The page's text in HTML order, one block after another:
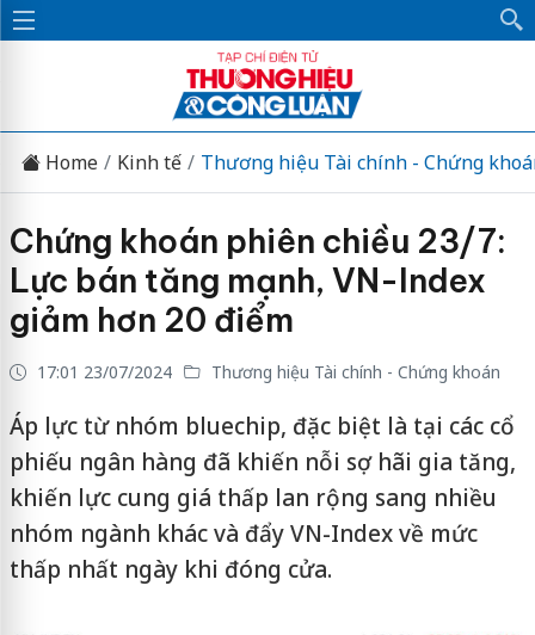
Home Kinh tế Thương hiệu Tài chính - Chứng
Chứng khoán phiên chiều 23/7:
Lực bán tăng mạnh, VN-Index
giảm hơn 20 điểm
17:01 23/07/2024 Thương hiệu Tài chính - Chứng khoán
Áp lực từ nhóm bluechip, đặc biệt là tại các cổ
phiếu ngân hàng đã khiến nỗi sợ hãi gia tăng,
khiến lực cung giá thấp lan rộng sang nhiều
nhóm ngành khác và đẩy VN-Index về mức
thấp nhất ngày khi đóng cửa.